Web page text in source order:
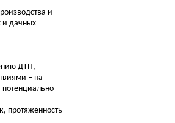
и
и дачных
ДТП,
– на
потенциально
протяженность